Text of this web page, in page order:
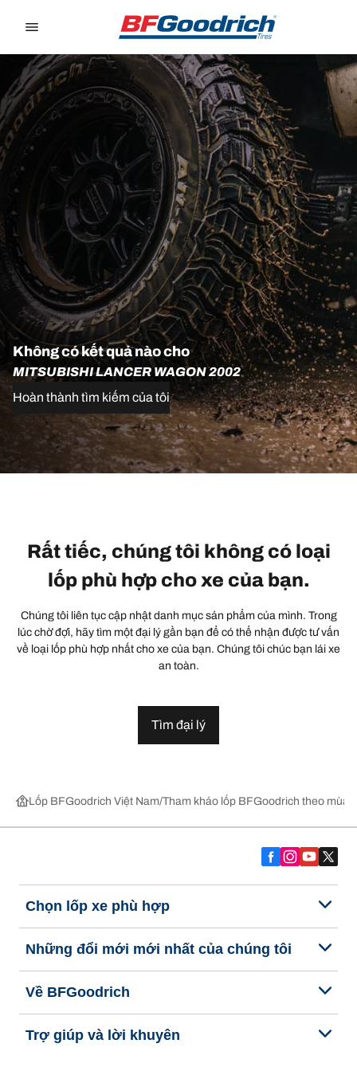
Không có kết quả nào cho
MITSUBISHI LANCER WAGON 2002
Hoàn thành tìm kiếm của tôi
Rất tiếc, chúng tôi không có loại
lốp phù hợp cho xe của bạn.
Chúng tôi liên tục cập nhật danh mục sản phẩm của mình. Trong
lúc chờ đợi, hãy tìm một đại lý gần bạn để có thể nhận được tư vấn
về loại lốp phù hợp nhất cho xe của bạn. Chúng tôi chúc bạn lái xe
an toàn.
Tìm đại lý
Lốp BFGoodrich Việt Nam Tham khảo lốp BFGoodrich theo
Chọn lốp xe phù hợp
Những đổi mới mới nhất của chúng tôi
Về BFGoodrich
Trợ giúp và lời khuyên